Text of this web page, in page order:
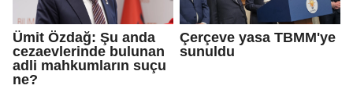
Ümit Özdağ: Şu anda
cezaevlerinde bulunan
adli mahkumların suçu
ne?
Çerçeve yasa TBMM'ye
sunuldu